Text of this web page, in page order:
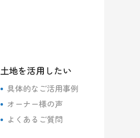
土地を活用したい
具体的なご活用事例
オーナー様の声
よくあるご質問